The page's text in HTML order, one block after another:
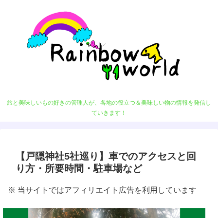
旅と美味しいもの好きの管理人が、各地の役立つ＆美味しい物の情報を発信し
ていきます！
【戸隠神社5社巡り】車でのアクセスと回
り方・所要時間・駐車場など
※ 当サイトではアフィリエイト広告を利用しています